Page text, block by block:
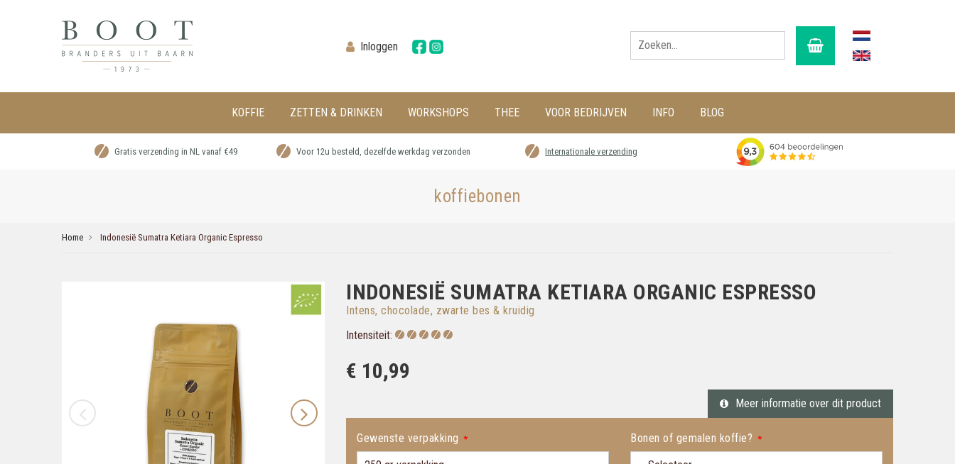
Inloggen
KOFFIE ZETTEN & DRINKEN WORKSHOPS THEE VOOR BEDRIJVEN INFO BLOG
Gratis verzending in NL vanaf €49 Voor 12u besteld, dezelfde werkdag verzonden Internationale verzending
koffiebonen
Home Indonesië Sumatra Ketiara Organic Espresso
INDONESIË SUMATRA KETIARA ORGANIC ESPRESSO
Intens, chocolade, zwarte bes & kruidig
Intensiteit:
€ 10,99
Meer informatie over dit product
Gewenste verpakking Bonen of gemalen koffie?